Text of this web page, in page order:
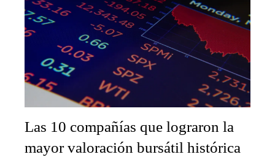
Las 10 compañías que lograron la
mayor valoración bursátil histórica